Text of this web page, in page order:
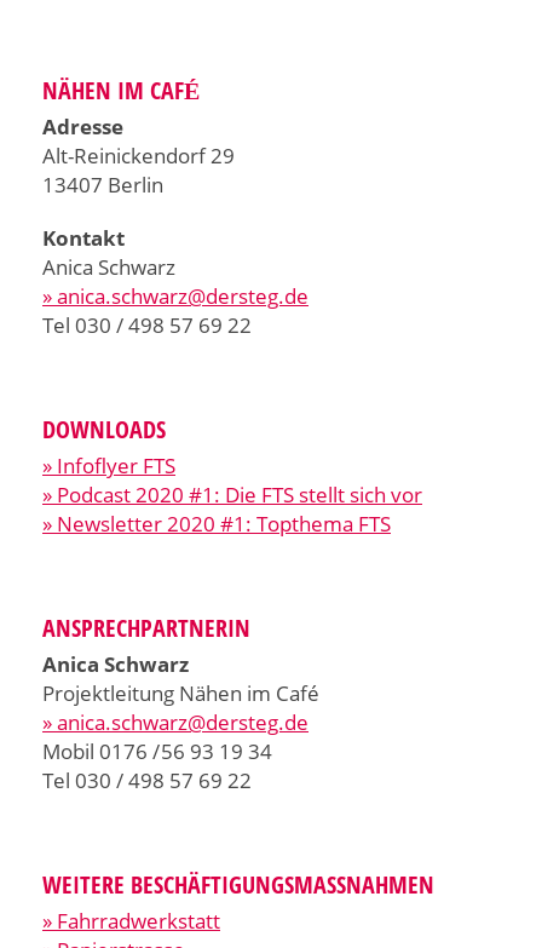
NÄHEN IM CAFÉ
Adresse
Alt-Reinickendorf 29
13407 Berlin
Kontakt
Anica Schwarz
» anica.schwarz@dersteg.de
Tel 030 / 498 57 69 22
DOWNLOADS
» Infoflyer FTS
» Podcast 2020 #1: Die FTS stellt sich vor
» Newsletter 2020 #1: Topthema FTS
ANSPRECHPARTNERIN
Anica Schwarz
Projektleitung Nähen im Café
» anica.schwarz@dersteg.de
Mobil 0176 / 56 93 19 34
Tel 030 / 498 57 69 22
WEITERE BESCHÄFTIGUNGSMASSNAHMEN
» Fahrradwerkstatt